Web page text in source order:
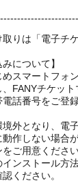
りは「電子チ
について】
スマートフォ
FANYチケッ
話番号をご登
外となり、電
作しない場合
ご用意ください
ンストール方
ください。